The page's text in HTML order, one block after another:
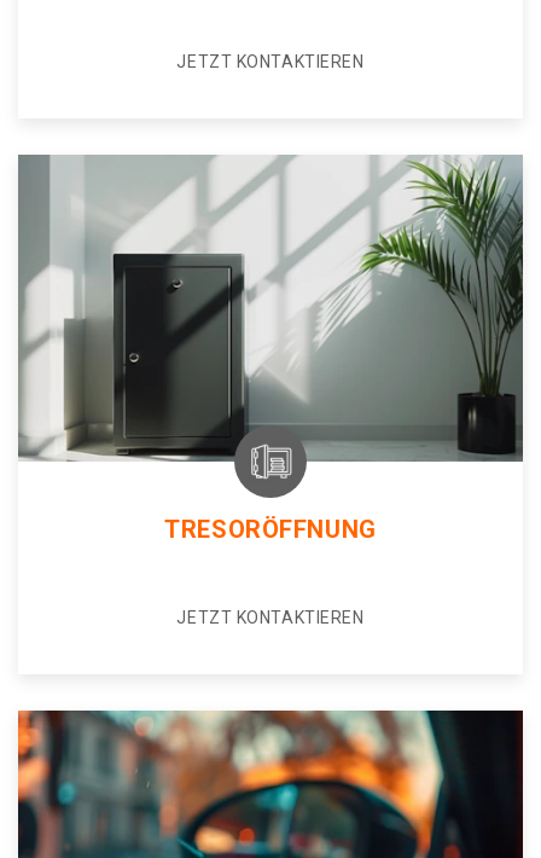
JETZT KONTAKTIEREN
TRESORÖFFNUNG
JETZT KONTAKTIEREN